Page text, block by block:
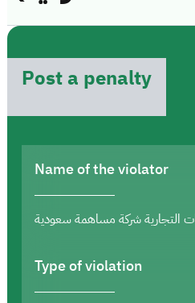
Post a penalty
Name of the violator
التجارية شركة مساهمة سعودية
Type of violation